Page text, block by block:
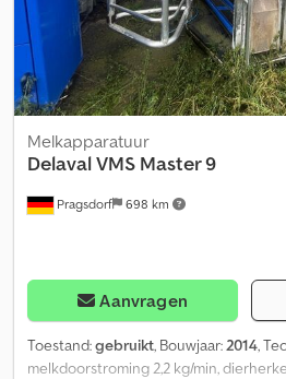
Pragsdorf 698 km
Melkapparatuur
DelavalVMS Master 9
Aanvragen
Toestand:gebruikt, Bouwjaar:2014,
melkdoorstroming 2,2 kg/min,